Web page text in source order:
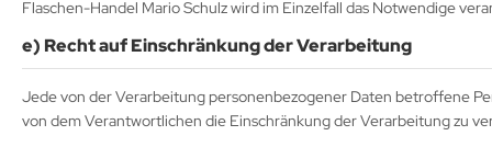
Flaschen-Handel Mario Schulz wird im Einzelfall das Notwendige
e) Recht auf Einschränkung der Verarbeitung
Jede von der Verarbeitung personenbezogener Daten betroffene
von dem Verantwortlichen die Einschränkung der Verarbeitung zu